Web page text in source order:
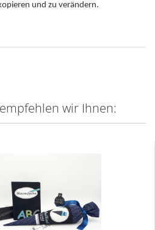
und zu verändern.
wir Ihnen: